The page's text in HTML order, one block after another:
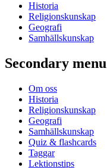
Historia
Religionskunskap
Geografi
Samhällskunskap
Secondary menu
Om oss
Historia
Religionskunskap
Geografi
Samhällskunskap
Quiz & flashcards
Taggar
Lektionstips